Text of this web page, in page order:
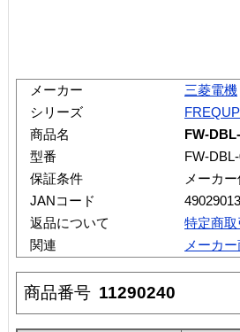
メーカー
三菱電機
シリーズ
商品名
FW-
型番
FW-
保証条件
メーカ
JANコード
返品について
特定商
関連
メーカ
商品番号 11290240